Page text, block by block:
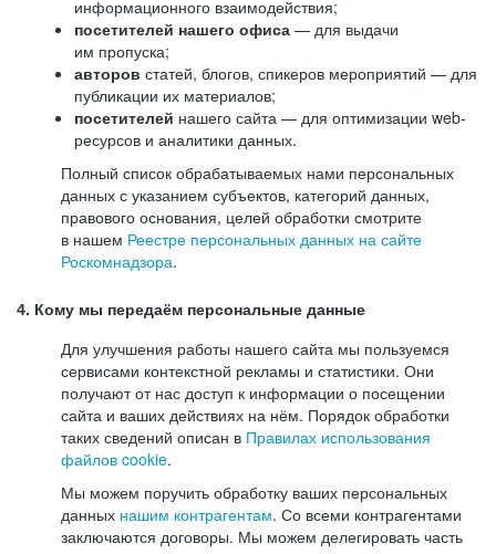
информационного взаимодействия;
посетителей нашего офиса — для выдачи
им пропуска;
авторов статей, блогов, спикеров мероприятий — для
публикации их материалов;
посетителей нашего сайта — для оптимизации web-
ресурсов и аналитики данных.
Полный список обрабатываемых нами персональных
данных с указанием субъектов, категорий данных,
правового основания, целей обработки смотрите
в нашем Реестре персональных данных на сайте
Роскомнадзора.
4. Кому мы передаём персональные данные
Для улучшения работы нашего сайта мы пользуемся
сервисами контекстной рекламы и статистики. Они
получают от нас доступ к информации о посещении
сайта и ваших действиях на нём. Порядок обработки
таких сведений описан в Правилах использования
файлов cookie.
Мы можем поручить обработку ваших персональных
данных нашим контрагентам. Со всеми контрагентами
заключаются договоры. Мы можем делегировать часть